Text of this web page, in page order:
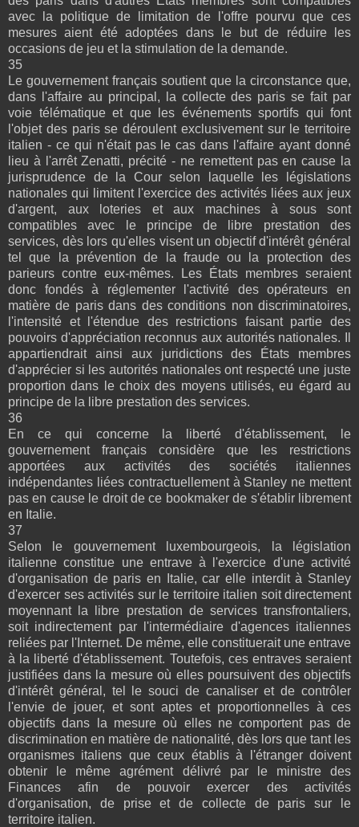
avec la politique de limitation de l'offre pourvu que ces
mesures aient été adoptées dans le but de réduire les
occasions de jeu et la stimulation de la demande.
35
Le gouvernement français soutient que la circonstance que,
dans l'affaire au principal, la collecte des paris se fait par
voie télématique et que les événements sportifs qui font
l'objet des paris se déroulent exclusivement sur le territoire
italien - ce qui n'était pas le cas dans l'affaire ayant donné
lieu à l'arrêt Zenatti, précité - ne remettent pas en cause la
jurisprudence de la Cour selon laquelle les législations
nationales qui limitent l'exercice des activités liées aux jeux
d'argent, aux loteries et aux machines à sous sont
compatibles avec le principe de libre prestation des
services, dès lors qu'elles visent un objectif d'intérêt général
tel que la prévention de la fraude ou la protection des
parieurs contre eux-mêmes. Les États membres seraient
donc fondés à réglementer l'activité des opérateurs en
matière de paris dans des conditions non discriminatoires,
l'intensité et l'étendue des restrictions faisant partie des
pouvoirs d'appréciation reconnus aux autorités nationales. Il
appartiendrait ainsi aux juridictions des États membres
d'apprécier si les autorités nationales ont respecté une juste
proportion dans le choix des moyens utilisés, eu égard au
principe de la libre prestation des services.
36
En ce qui concerne la liberté d'établissement, le
gouvernement français considère que les restrictions
apportées aux activités des sociétés italiennes
indépendantes liées contractuellement à Stanley ne mettent
pas en cause le droit de ce bookmaker de s'établir librement
en Italie.
37
Selon le gouvernement luxembourgeois, la législation
italienne constitue une entrave à l'exercice d'une activité
d'organisation de paris en Italie, car elle interdit à Stanley
d'exercer ses activités sur le territoire italien soit directement
moyennant la libre prestation de services transfrontaliers,
soit indirectement par l'intermédiaire d'agences italiennes
reliées par l'Internet. De même, elle constituerait une entrave
à la liberté d'établissement. Toutefois, ces entraves seraient
justifiées dans la mesure où elles poursuivent des objectifs
d'intérêt général, tel le souci de canaliser et de contrôler
l'envie de jouer, et sont aptes et proportionnelles à ces
objectifs dans la mesure où elles ne comportent pas de
discrimination en matière de nationalité, dès lors que tant les
organismes italiens que ceux établis à l'étranger doivent
obtenir le même agrément délivré par le ministre des
Finances afin de pouvoir exercer des activités
d'organisation, de prise et de collecte de paris sur le
territoire italien.